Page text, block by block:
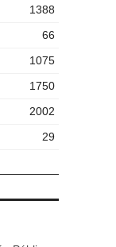
1388
66
1075
1750
2002
29